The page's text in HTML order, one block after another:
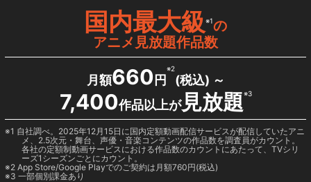
国内最大級※1の
アニメ見放題作品数
月額660 円
※2
(税込) ～
7,400作品以上が見放題※3
1 自社調べ。2025年12月15日に国内定額動画配信サービスが配信していたアニ
メ、2.5次元・舞台、声優・音楽コンテンツの作品数を調査員がカウント。
各社の定額制動画サービスにおける作品数のカウントにあたって、TVシリ
ーズ1シーズンごとにカウント。
2 App Store/Google Playでのご契約は月額760円(税込)
3 一部個別課金あり